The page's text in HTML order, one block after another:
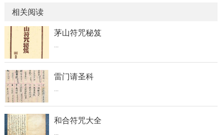
相关阅读
茅山符咒秘笈
雷门请圣科
和合符咒大全